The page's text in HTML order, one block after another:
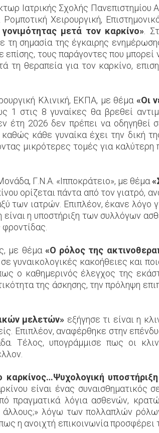
Ιατρικής Σχολής Πανεπιστημίου
Χειρουργική,
μετά τον καρκίνο» .
τη σημασία της έγκαιρης
τους παράγοντες που μπορεί
τη θεραπεία για τον καρκίνο,
Κλινική, ΕΚΠΑ, με θέμα «Οι
1 στις 8 γυναίκες θα βρεθεί
έτη 2026 δεν πρέπει να οδηγηθεί
κάθε γυναίκα έχει την δική
μικρότερες τομές για καλύτερη
Γ.Ν.Α. «Ιπποκράτειο», με θέμα
ορίζεται πάντα από τον γιατρό,
των ιατρών. Επιπλέον, έκανε λόγο
η υποστήριξη των συλλόγων
με θέμα «Ο ρόλος της
γυναικολογικές κακοήθειες και
ο καθημερινός έλεγχος της
της άσκησης, την πρόληψη
μελετών» εξήγησε τι είναι η
Επιπλέον, αναφέρθηκε στην
Τέλος, υπογράμμισε πως οι
καρκίνος…Ψυχολογική
είναι ένας συναισθηματικός
πραγματικά λόγια ασθενών,
άλλους;» λόγω των πολλαπλών
η ανοιχτή επικοινωνία προσφέρει